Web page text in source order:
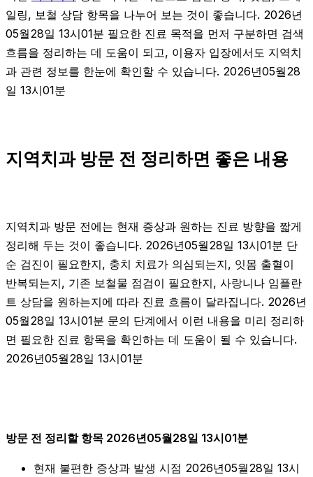
일링, 보철 상담 항목을 나누어 보는 것이 좋습니다. 2026년
05월28일 13시01분 필요한 진료 목적을 먼저 구분하면 검색
흐름을 정리하는 데 도움이 되고, 이용자 입장에서도 지역치
과 관련 정보를 한눈에 확인할 수 있습니다. 2026년05월28
일 13시01분
지역치과 방문 전 정리하면 좋은 내용
지역치과 방문 전에는 현재 증상과 원하는 진료 방향을 짧게
정리해 두는 것이 좋습니다. 2026년05월28일 13시01분 단
순 검진이 필요한지, 충치 치료가 의심되는지, 잇몸 출혈이
반복되는지, 기존 보철물 점검이 필요한지, 사랑니나 임플란
트 상담을 원하는지에 따라 진료 흐름이 달라집니다. 2026년
05월28일 13시01분 문의 단계에서 이런 내용을 미리 정리하
면 필요한 진료 항목을 확인하는 데 도움이 될 수 있습니다.
2026년05월28일 13시01분
방문 전 정리할 항목 2026년05월28일 13시01분
현재 불편한 증상과 발생 시점 2026년05월28일 13시